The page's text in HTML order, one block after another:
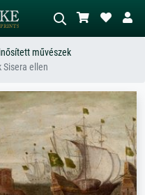
Írja le a jelenetet – pl. zöld rét, sok
piros absztrakt, sötét olajkép, álló akt
egy fa mellett.
művészek
Sisera ellen